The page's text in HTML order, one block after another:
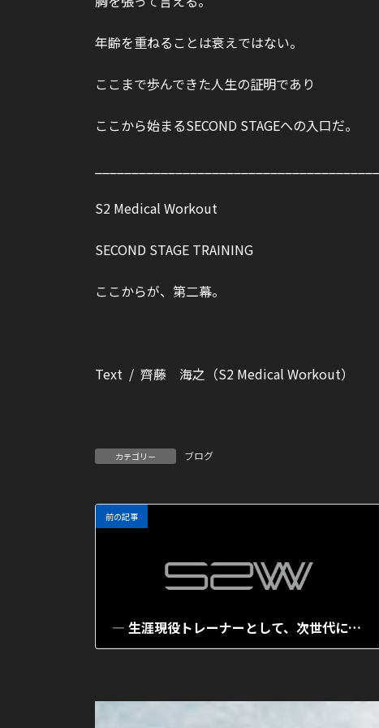
年齢を重ねることは衰えではない。
ここまで歩んできた人生の証明であり
ここから始まるSECOND STAGEへの入口だ。
S2 Medical Workout
SECOND STAGE TRAINING
ここからが、第二幕。
Text / 齊藤 海之（S2 Medical Workout）
カテゴリー ブログ
前の記事
― 生涯現役トレーナーとして、次世代に道をつなぐ ―